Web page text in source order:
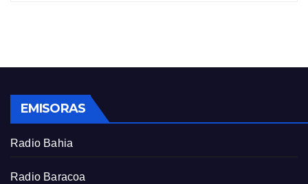
EMISORAS
Radio Bahia
Radio Baracoa